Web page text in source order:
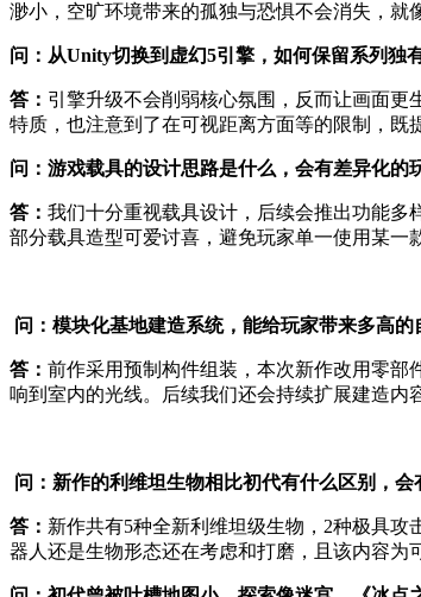
渺小，空旷环境带来的孤独与恐惧不会消失，就
问：从Unity切换到虚幻5引擎，如何保留系列独
答： 引擎升级不会削弱核心氛围，反而让画面
特质，也注意到了在可视距离方面等的限制，既
问：游戏载具的设计思路是什么，会有差异化的
答： 我们十分重视载具设计，后续会推出功能多
部分载具造型可爱讨喜，避免玩家单一使用某一
问：模块化基地建造系统，能给玩家带来多高的
答： 前作采用预制构件组装，本次新作改用零部
响到室内的光线。后续我们还会持续扩展建造内
问：新作的利维坦生物相比初代有什么区别，会
答： 新作共有5种全新利维坦级生物，2种极具
器人还是生物形态还在考虑和打磨，且该内容为